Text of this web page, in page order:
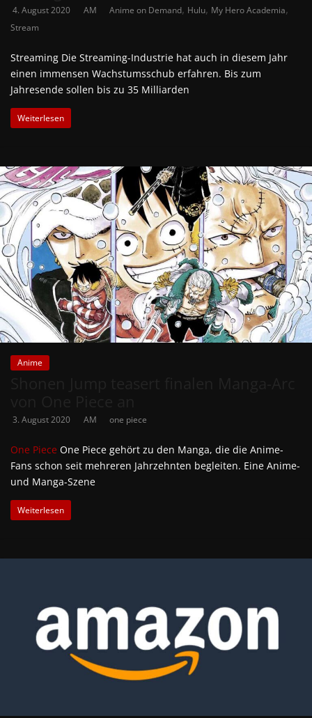
4. August 2020 AM Anime on Demand, Hulu, My Hero Academia,
Stream
Streaming Die Streaming-Industrie hat auch in diesem Jahr
einen immensen Wachstumsschub erfahren. Bis zum
Jahresende sollen bis zu 35 Milliarden
Weiterlesen
Anime
3. August 2020 AM one piece
One Piece One Piece gehört zu den Manga, die die Anime-
Fans schon seit mehreren Jahrzehnten begleiten. Eine Anime-
und Manga-Szene
Weiterlesen